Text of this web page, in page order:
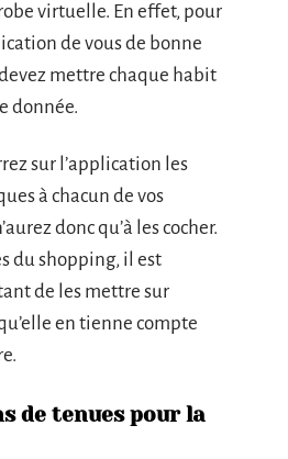
virtuelle. En effet, pour
de vous de bonne
mettre chaque habit
donnée.
sur l’application les
à chacun de vos
donc qu’à les cocher.
du shopping, il est
de les mettre sur
en tienne compte
de tenues pour la